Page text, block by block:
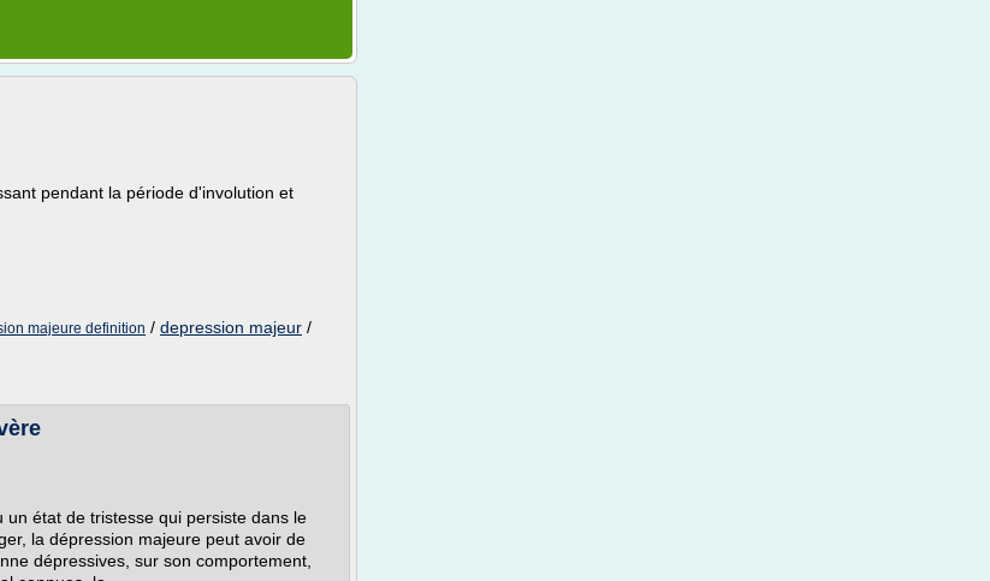
pendant la période d'involution et
majeure definition / depression majeur /
état de tristesse qui persiste dans le
la dépression majeure peut avoir de
dépressives, sur son comportement,